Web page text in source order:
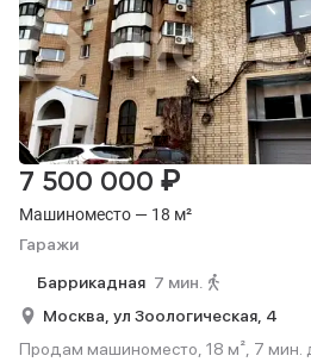
Машиноместо — 18 м²
Гаражи
7 500 000 ₽
Баррикадная 7 мин.
Москва, ул Зоологическая, 4
Продам машиноместо, 18 м², 7 мин.